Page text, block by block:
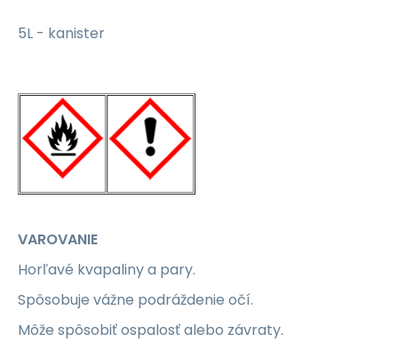
5L - kanister
VAROVANIE
Horľavé kvapaliny a pary.
Spôsobuje vážne podráždenie očí.
Môže spôsobiť ospalosť alebo závraty.